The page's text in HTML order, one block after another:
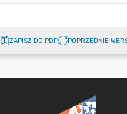
ZAPISZ DO PDF POPRZEDNIE